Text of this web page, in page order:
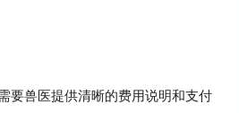
兽医提供清晰的费用说明和支付